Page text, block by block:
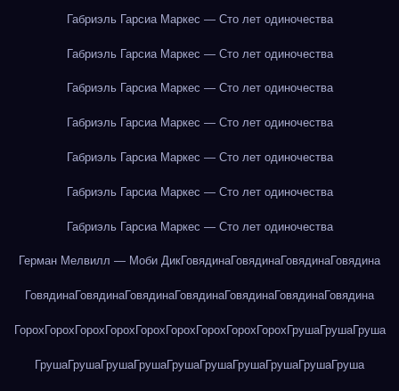
Габриэль Гарсиа Маркес — Сто лет одиночества
Габриэль Гарсиа Маркес — Сто лет одиночества
Габриэль Гарсиа Маркес — Сто лет одиночества
Габриэль Гарсиа Маркес — Сто лет одиночества
Габриэль Гарсиа Маркес — Сто лет одиночества
Габриэль Гарсиа Маркес — Сто лет одиночества
Габриэль Гарсиа Маркес — Сто лет одиночества
Герман Мелвилл — Моби ДикГовядинаГовядинаГовядинаГовядина
ГовядинаГовядинаГовядинаГовядинаГовядинаГовядинаГовядина
Горох Горох Горох Горох Горох Горох Горох Горох Горох ГрушаГрушаГруша
ГрушаГрушаГрушаГрушаГрушаГрушаГрушаГрушаГрушаГруша